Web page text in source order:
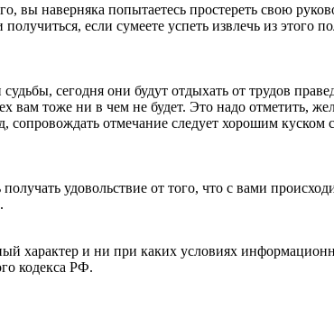
вы наверняка попытаетесь простереть свою
если сумеете успеть извлечь из этого
сегодня они будут отдыхать от трудов
вам тоже ни в чем не будет. Это надо отметить,
отмечание следует хорошим куском
удовольствие от того, что с вами
характер и ни при каких условиях
кодекса РФ.